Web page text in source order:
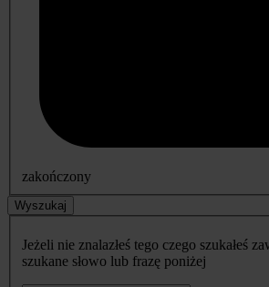
zakończony
Wyszukaj
Jeżeli nie znalazłeś tego czego szukałeś
szukane słowo lub frazę poniżej